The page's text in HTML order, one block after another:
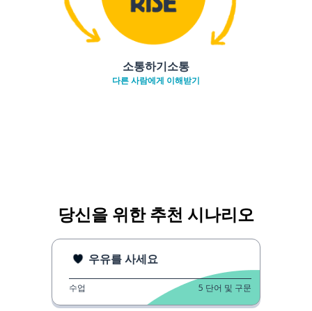
소통하기소통
다른 사람에게 이해받기
당신을 위한 추천 시나리오
우유를 사세요
수업 5 단어 및 구문